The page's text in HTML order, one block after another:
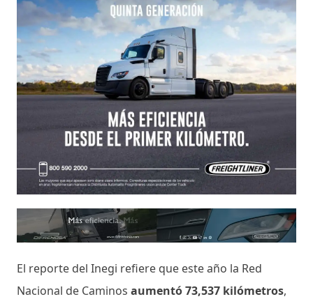
El reporte del Inegi refiere que este año la Red
Nacional de Caminos aumentó 73,537 kilómetros,